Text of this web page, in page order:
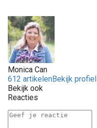
Monica Can
612 artikelenBekijk profiel
Bekijk ook
Reacties